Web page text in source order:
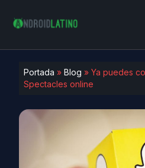
Portada » Blog » Ya puedes
Spectacles online